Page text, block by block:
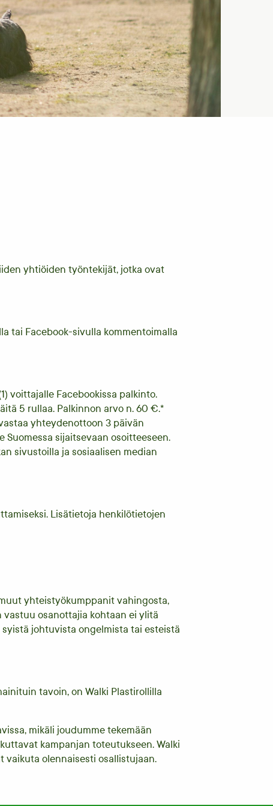
yhtiöiden työntekijät, jotka ovat
tai Facebook-sivulla kommentoimalla
voittajalle Facebookissa palkinto.
5 rullaa. Palkinnon arvo n. 60 €.*
yhteydenottoon 3 päivän
sijaitsevaan osoitteeseen.
sivustoilla ja sosiaalisen median
Lisätietoja henkilötietojen
yhteistyökumppanit vahingosta,
osanottajia kohtaan ei ylitä
johtuvista ongelmista tai esteistä
tavoin, on Walki Plastirollilla
mikäli joudumme tekemään
kampanjan toteutukseen. Walki
vaikuta olennaisesti osallistujaan.